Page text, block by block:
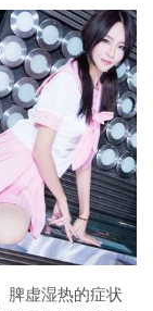
脾虚湿热的症状